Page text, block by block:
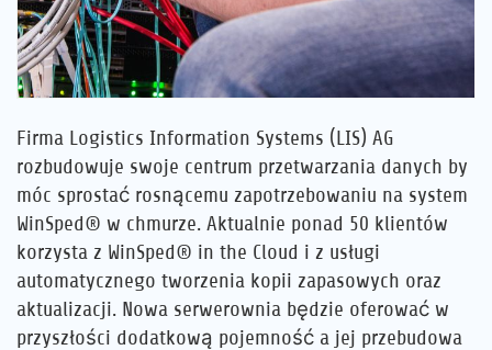
Firma Logistics Information Systems (LIS) AG
rozbudowuje swoje centrum przetwarzania danych by
móc sprostać rosnącemu zapotrzebowaniu na system
WinSped® w chmurze. Aktualnie ponad 50 klientów
korzysta z WinSped® in the Cloud i z usługi
automatycznego tworzenia kopii zapasowych oraz
aktualizacji. Nowa serwerownia będzie oferować w
przyszłości dodatkową pojemność a jej przebudowa